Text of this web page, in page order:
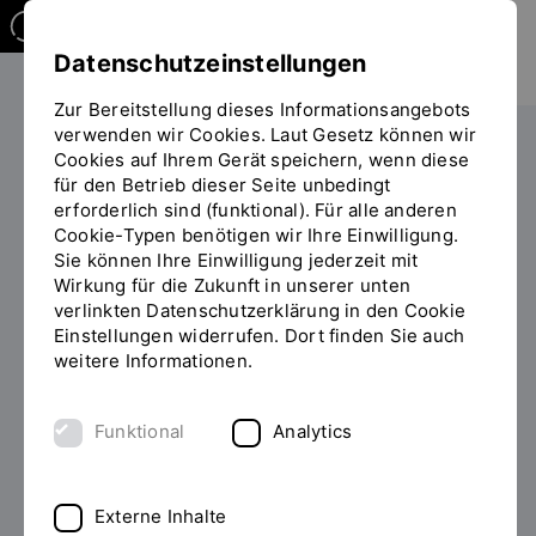
PERSONEN
Prof. Andreas Müsseler
Prodekan
Zum Personenverzeichnis
Datenschutzeinstellungen
Zur Bereitstellung dieses Informationsangebots
verwenden wir Cookies. Laut Gesetz können wir
Cookies auf Ihrem Gerät speichern, wenn diese
für den Betrieb dieser Seite unbedingt
erforderlich sind (funktional). Für alle anderen
Cookie-Typen benötigen wir Ihre Einwilligung.
Sie können Ihre Einwilligung jederzeit mit
Wirkung für die Zukunft in unserer unten
verlinkten Datenschutzerklärung in den Cookie
Einstellungen widerrufen. Dort finden Sie auch
weitere Informationen.
Funktional Analytics
Externe Inhalte